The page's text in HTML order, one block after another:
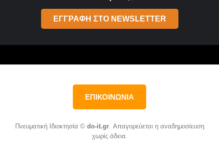
ΕΓΓΡΑΦΗ ΣΤΟ NEWSLETTER
ΕΠΙΚΟΙΝΩΝΙΑ
Πνευματική Ιδιοκτησία © do-it.gr. Απαγορεύεται η αναδημοσίευση
χωρίς άδεια.